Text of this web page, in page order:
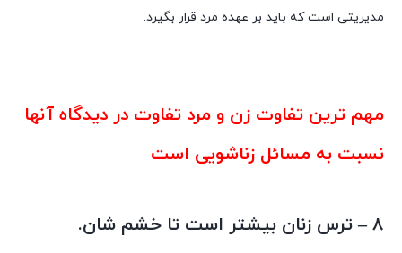
مدیریتی است که باید بر عهده مرد قرار بگیرد.
مهم ترین تفاوت زن و مرد تفاوت در دیدگاه آنها
نسبت به مسائل زناشویی است
۸ – ترس زنان بیشتر است تا خشم شان.